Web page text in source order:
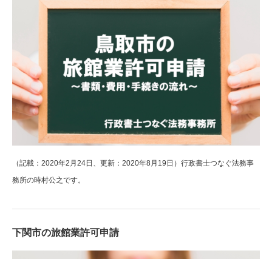
（記載：2020年2月24日、更新：2020年8月19日）行政書士つなぐ法務事
務所の時村公之です。
下関市の旅館業許可申請